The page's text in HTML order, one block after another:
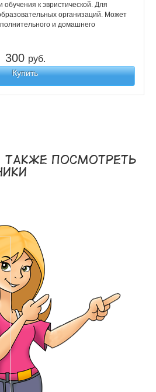
обучения к эвристической. Для
организаций. Может
и домашнего
300 руб.
Купить
посмотреть